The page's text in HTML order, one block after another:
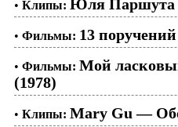
• Клипы: Юля Паршута
• Фильмы: 13
• Фильмы: Мой
(1978)
• Клипы: Mary Gu —